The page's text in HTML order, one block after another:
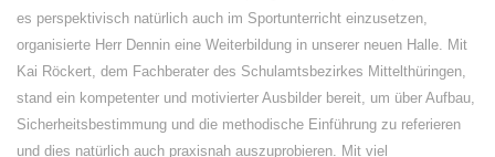
es perspektivisch natürlich auch im Sportunterricht einzusetzen,
organisierte Herr Dennin eine Weiterbildung in unserer neuen Halle. Mit
Kai Röckert, dem Fachberater des Schulamtsbezirkes Mittelthüringen,
stand ein kompetenter und motivierter Ausbilder bereit, um über Aufbau,
Sicherheitsbestimmung und die methodische Einführung zu referieren
und dies natürlich auch praxisnah auszuprobieren. Mit viel